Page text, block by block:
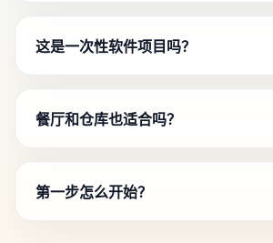
这是一次性软件项目吗？
餐厅和仓库也适合吗？
第一步怎么开始？